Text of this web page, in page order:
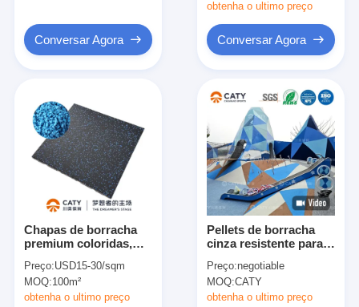
Controle da qualidade
Notícia
Conversar Agora
Piso de borracha desportiva
Piso de borracha de parque infantil
Pavimentos de borracha de condicionamento
Conversar Agora
obtenha o ultimo preço
Conversar Agora
Chapas de borracha
premium coloridas,
tóxicos de EPDM
misturados com 70%
de grânulos de SBR
Preço:USD15-30/sqm
MOQ:100m²
obtenha o ultimo preço
Pellets de borracha
cinza resistente para
Preço:negotiable
MOQ:CATY
obtenha o ultimo preço